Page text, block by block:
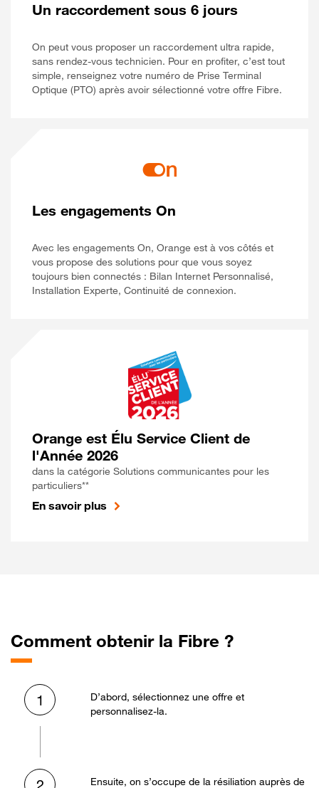
Un raccordement sous 6 jours
On peut vous proposer un raccordement ultra rapide,
sans rendez-vous technicien. Pour en profiter, c’est tout
simple, renseignez votre numéro de Prise Terminal
Optique (PTO) après avoir sélectionné votre offre Fibre.
Les engagements On
Avec les engagements On, Orange est à vos côtés et
vous propose des solutions pour que vous soyez
toujours bien connectés : Bilan Internet Personnalisé,
Installation Experte, Continuité de connexion.
Orange est Élu Service Client de
l'Année 2026
dans la catégorie Solutions communicantes pour les
particuliers**
En savoir plus
Comment obtenir la Fibre ?
1
D’abord, sélectionnez une offre et
personnalisez-la.
Ensuite, on s’occupe de la résiliation auprès de